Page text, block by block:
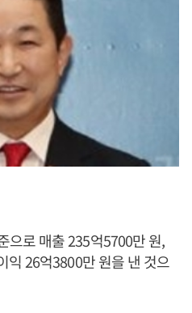
으로 매출 235억5700만 원,
익 26억3800만 원을 낸 것으